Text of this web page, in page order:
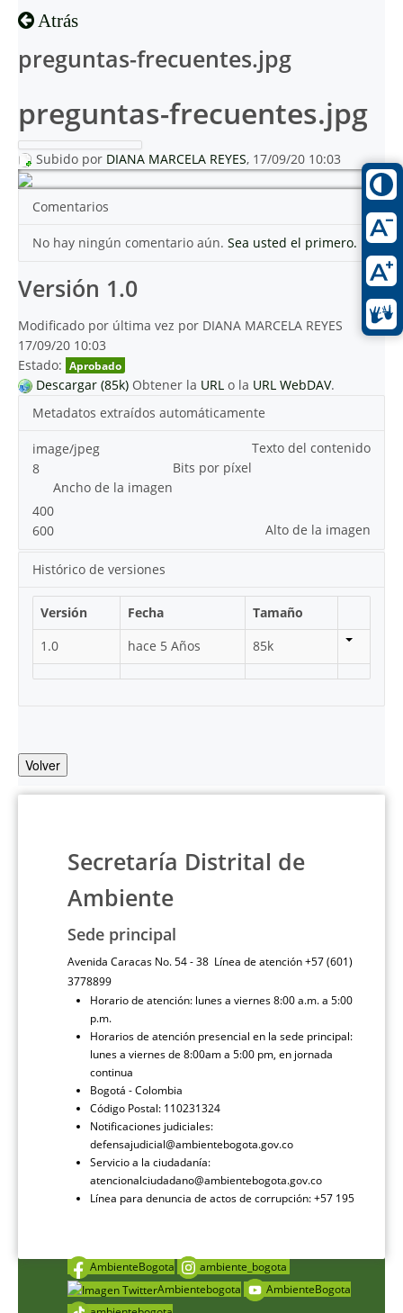
Atrás
preguntas-frecuentes.jpg
preguntas-frecuentes.jpg
Subido por DIANA MARCELA REYES, 17/09/20 10:03
Comentarios
No hay ningún comentario aún. Sea usted el primero.
Versión 1.0
Modificado por última vez por DIANA MARCELA REYES
17/09/20 10:03
Estado: Aprobado
Descargar (85k) Obtener la URL o la URL WebDAV.
Metadatos extraídos automáticamente
Texto del contenido
image/jpeg
Bits por píxel
8
Ancho de la imagen
400
Alto de la imagen
600
Histórico de versiones
Versión Fecha
Tamaño
1.0
hace 5 Años 85k
Volver
Secretaría Distrital de
Ambiente
Sede principal
Avenida Caracas No. 54 - 38 Línea de atención +57 (601)
3778899
Horario de atención: lunes a viernes 8:00 a.m. a 5:00
p.m.
Horarios de atención presencial en la sede principal:
lunes a viernes de 8:00am a 5:00 pm, en jornada
continua
Bogotá - Colombia
Código Postal: 110231324
Notificaciones judiciales:
defensajudicial@ambientebogota.gov.co
Servicio a la ciudadanía:
atencionalciudadano@ambientebogota.gov.co
Línea para denuncia de actos de corrupción: +57 195
AmbienteBogota
ambiente_bogota
Ambientebogota
AmbienteBogota